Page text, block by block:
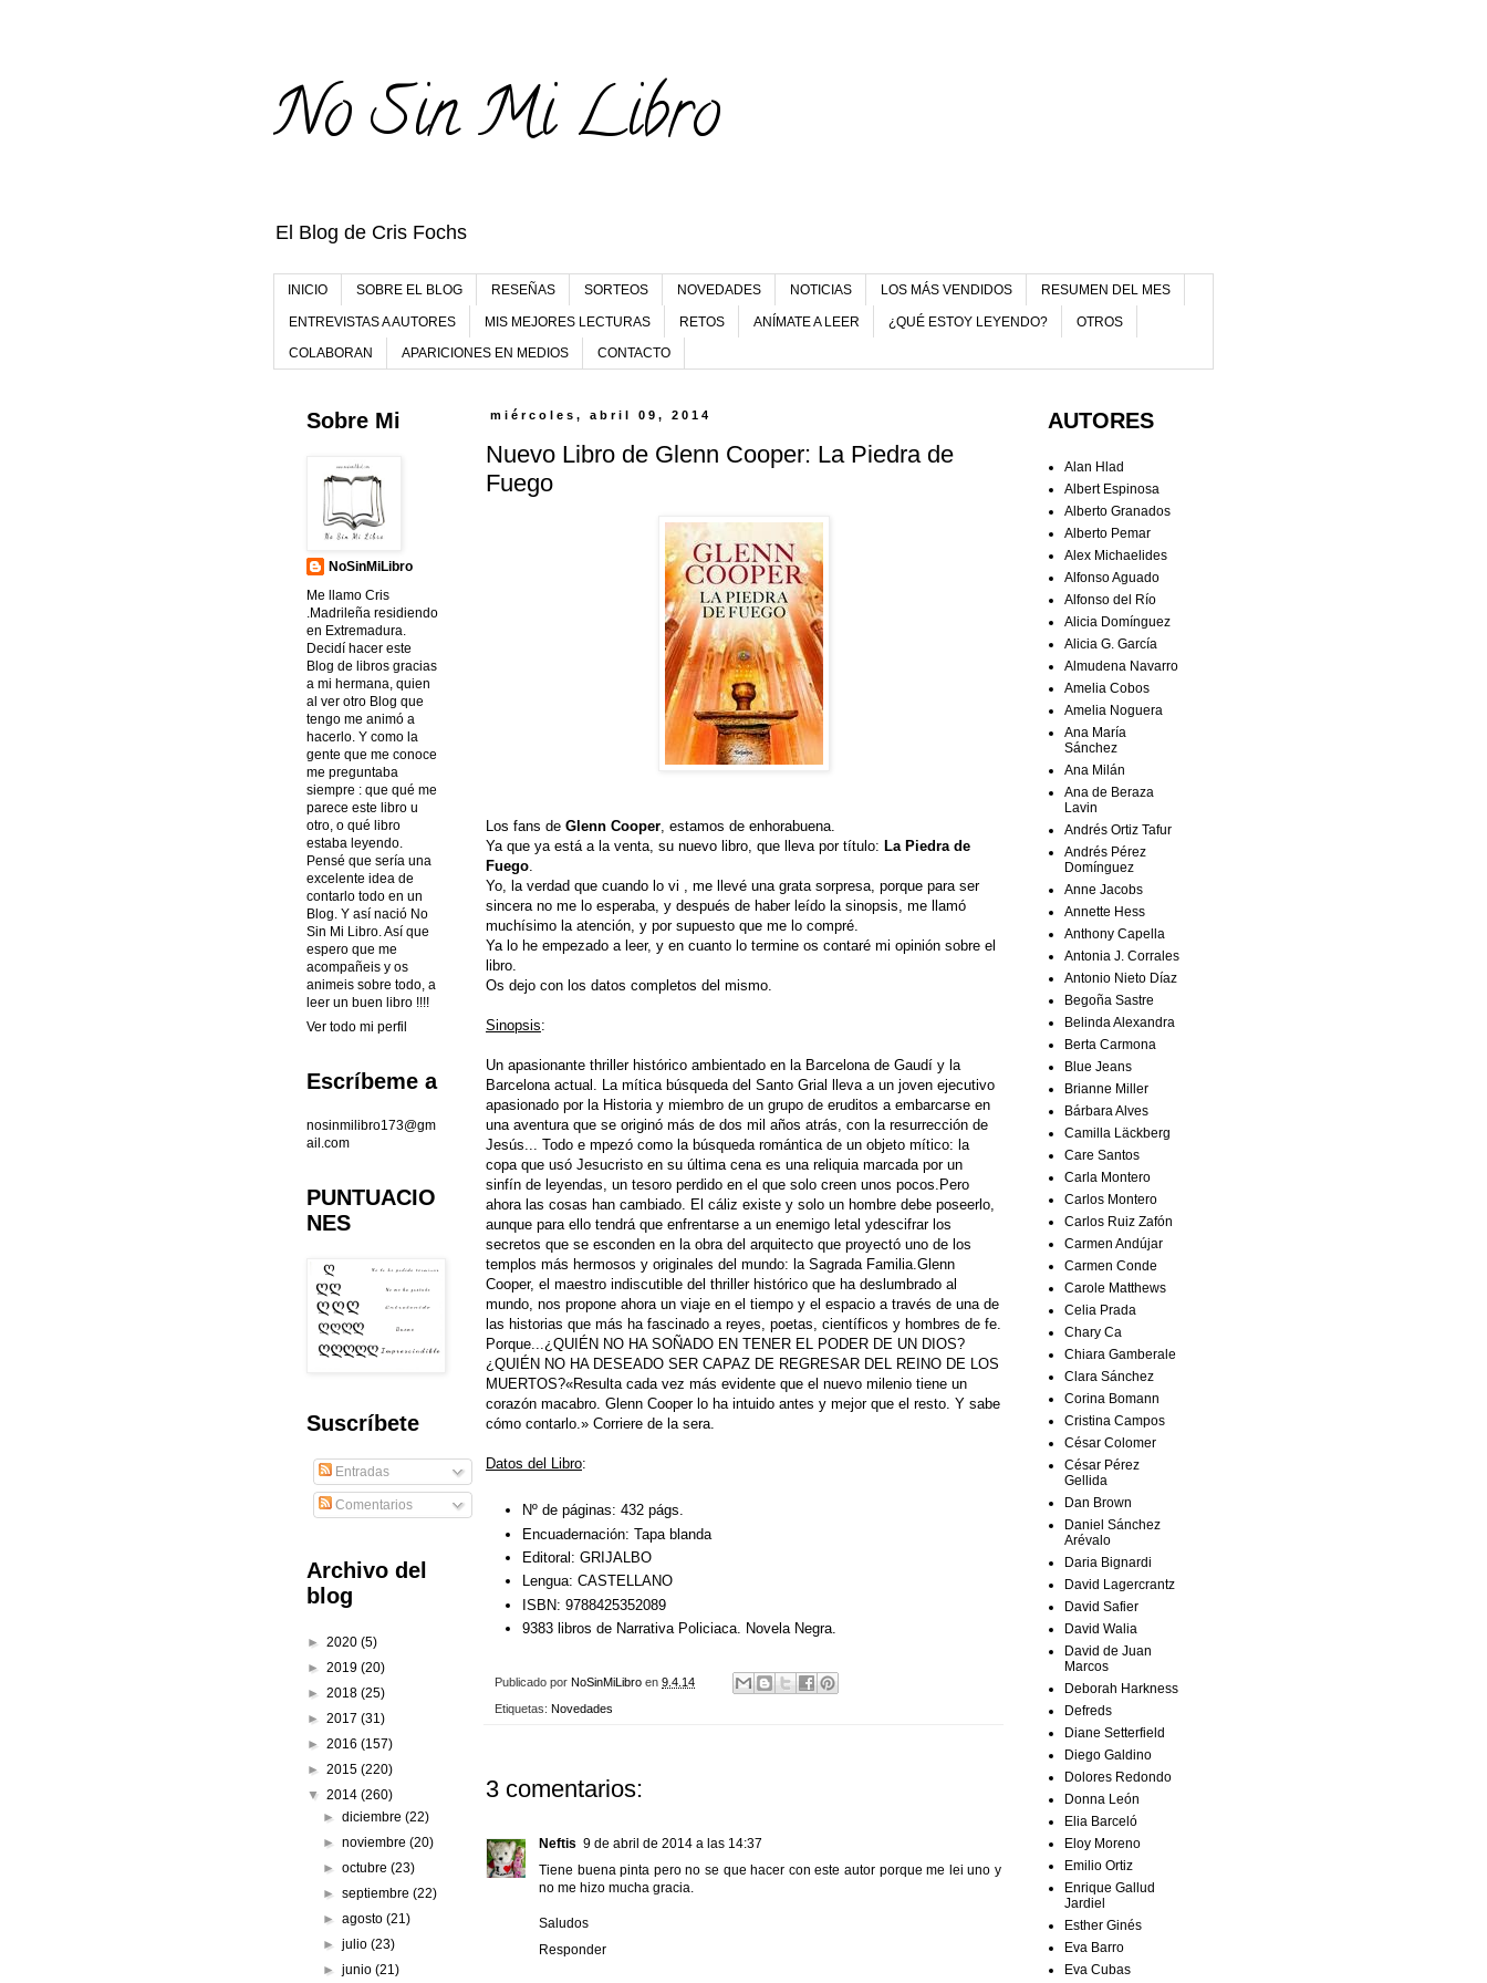
No Sin Mi Libro
El Blog de Cris Fochs
INICIO SOBRE EL BLOG RESEÑAS SORTEOS NOVEDADES NOTICIAS LOS MÁS VENDIDOS RESUMEN DEL MES
ENTREVISTAS A AUTORES MIS MEJORES LECTURAS RETOS ANÍMATE A LEER ¿QUÉ ESTOY LEYENDO? OTROS
COLABORAN APARICIONES EN MEDIOS CONTACTO
miércoles, abril 09, 2014
Nuevo Libro de Glenn Cooper: La Piedra de
Fuego
Los fans de Glenn Cooper , estamos de enhorabuena.
Ya que ya está a la venta, su nuevo libro, que lleva por título: La Piedra de
Fuego
Yo, la verdad que cuando lo vi , me llevé una grata sorpresa, porque para ser
sincera no me lo esperaba, y después de haber leído la sinopsis, me llamó
muchísimo la atención, y por supuesto que me lo compré.
Ya lo he empezado a leer, y en cuanto lo termine os contaré mi opinión sobre el
libro.
Os dejo con los datos completos del mismo.
Sinopsis:
Un apasionante thriller histórico ambientado en la Barcelona de Gaudí y la
Barcelona actual. La mítica búsqueda del Santo Grial lleva a un joven ejecutivo
apasionado por la Historia y miembro de un grupo de eruditos a embarcarse en
una aventura que se originó más de dos mil años atrás, con la resurrección de
Jesús... Todo e mpezó como la búsqueda romántica de un objeto mítico: la
copa que usó Jesucristo en su última cena es una reliquia marcada por un
sinfín de leyendas, un tesoro perdido en el que solo creen unos pocos.Pero
ahora las cosas han cambiado. El cáliz existe y solo un hombre debe poseerlo,
aunque para ello tendrá que enfrentarse a un enemigo letal ydescifrar los
secretos que se esconden en la obra del arquitecto que proyectó uno de los
templos más hermosos y originales del mundo: la Sagrada Familia.Glenn
Cooper, el maestro indiscutible del thriller histórico que ha deslumbrado al
mundo, nos propone ahora un viaje en el tiempo y el espacio a través de una de
las historias que más ha fascinado a reyes, poetas, científicos y hombres de fe.
Porque...¿QUIÉN NO HA SOÑADO EN TENER EL PODER DE UN DIOS?
¿QUIÉN NO HA DESEADO SER CAPAZ DE REGRESAR DEL REINO DE LOS
MUERTOS?«Resulta cada vez más evidente que el nuevo milenio tiene un
corazón macabro. Glenn Cooper lo ha intuido antes y mejor que el resto. Y sabe
cómo contarlo.» Corriere de la sera.
Datos del Libro:
Nº de páginas: 432 págs.
Encuadernación: Tapa blanda
Editoral: GRIJALBO
Lengua: CASTELLANO
ISBN: 9788425352089
9383 libros de Narrativa Policiaca. Novela Negra.
Publicado por NoSinMiLibro en 9.4.14
Etiquetas: Novedades
3 comentarios:
Neftis 9 de abril de 2014 a las 14:37
Tiene buena pinta pero no se que hacer con este autor porque me lei uno y
no me hizo mucha gracia.
Saludos
Responder
Sobre Mi
NoSinMiLibro
Me llamo Cris
.Madrileña residiendo
en Extremadura.
Decidí hacer este
Blog de libros gracias
a mi hermana, quien
al ver otro Blog que
tengo me animó a
hacerlo. Y como la
gente que me conoce
me preguntaba
siempre : que qué me
parece este libro u
otro, o qué libro
estaba leyendo.
Pensé que sería una
excelente idea de
contarlo todo en un
Blog. Y así nació No
Sin Mi Libro. Así que
espero que me
acompañeis y os
animeis sobre todo, a
leer un buen libro !!!!
Ver todo mi perfil
Escríbeme a
nosinmilibro173@gm
ail.com
PUNTUACIO
NES
Suscríbete
Entradas
Comentarios
Archivo del
blog
► 2020 (5)
► 2019 (20)
► 2018 (25)
► 2017 (31)
► 2016 (157)
► 2015 (220)
▼ 2014 (260)
►diciembre(22)
►noviembre(20)
►octubre(23)
►septiembre(22)
►agosto(21)
►julio(23)
►junio(21)
AUTORES
Alan Hlad
Albert Espinosa
Alberto Granados
Alberto Pemar
Alex Michaelides
Alfonso Aguado
Alfonso del Río
Alicia Domínguez
Alicia G. García
Almudena Navarro
Amelia Cobos
Amelia Noguera
Ana María
Sánchez
Ana Milán
Ana de Beraza
Lavin
Andrés Ortiz Tafur
Andrés Pérez
Domínguez
Anne Jacobs
Annette Hess
Anthony Capella
Antonia J. Corrales
Antonio Nieto Díaz
Begoña Sastre
Belinda Alexandra
Berta Carmona
Blue Jeans
Brianne Miller
Bárbara Alves
Camilla Läckberg
Care Santos
Carla Montero
Carlos Montero
Carlos Ruiz Zafón
Carmen Andújar
Carmen Conde
Carole Matthews
Celia Prada
Chary Ca
Chiara Gamberale
Clara Sánchez
Corina Bomann
Cristina Campos
César Colomer
César Pérez
Gellida
Dan Brown
Daniel Sánchez
Arévalo
Daria Bignardi
David Lagercrantz
David Safier
David Walia
David de Juan
Marcos
Deborah Harkness
Defreds
Diane Setterfield
Diego Galdino
Dolores Redondo
Donna León
Elia Barceló
Eloy Moreno
Emilio Ortiz
Enrique Gallud
Jardiel
Esther Ginés
Eva Barro
Eva Cubas